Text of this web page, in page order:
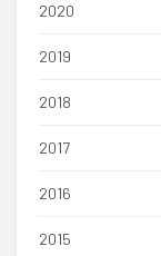
2020
2019
2018
2017
2016
2015